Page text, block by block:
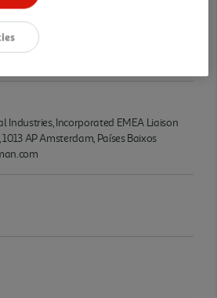
Industries, Incorporated EMEA Liaison
AP Amsterdam, Países Baixos